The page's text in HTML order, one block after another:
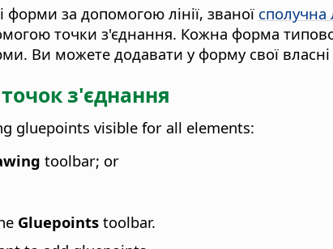
за допомогою лінії, званої сполучна
точки з'єднання. Кожна форма
Ви можете додавати у форму свої власні
з'єднання
gluepoints visible for all elements:
toolbar; or
Gluepoints toolbar.